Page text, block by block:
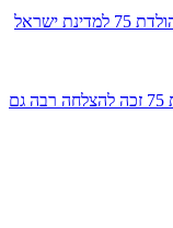
ישראל
הלב של טבעון – טקס גני הילדים לכבוד עצמאות 75 זכה להצלחה רבה גם